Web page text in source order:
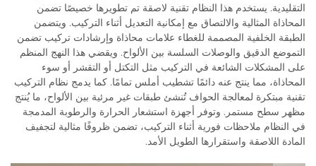
التقليدية. يستخدم هذا النظام تقنية لاصقة تم تطويرها خصيصًا تضمن
المحاذاة المثالية والالتصاق مع إمكانية التعديل أثناء التركيب. ويتضمن
الطبقة الخلفية المصممة للغطاء علامات محاذاة وإرشادات تركيب تضمن
التموضع الدقيق والوصلات السلسة بين الألواح. ويقضي هذا النهج المنظم
على المشكلات الشائعة في التركيب مثل التكتل أو التقشر أو سوء
المحاذاة، مما ينتج عنه دائمًا تشطيب أملس تمامًا. كما يدمج نظام التركيب
تقنية مبتكرة لمعالجة الحواف تُنشئ طبقات غير مرئية بين الألواح، ما يُنتج
مظهر سطح مستمر. وتوفر أجهزة استشعار الحرارة والرطوبة المدمجة
في النظام ملاحظات فورية أثناء التركيب، تضمن ظروفًا مثالية لتجفيف
المادة اللاصقة واستقرارها الطويل الأمد.